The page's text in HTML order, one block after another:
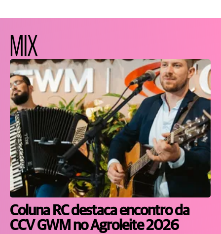
MIX
Coluna RC destaca encontro da
CCV GWM no Agroleite 2026